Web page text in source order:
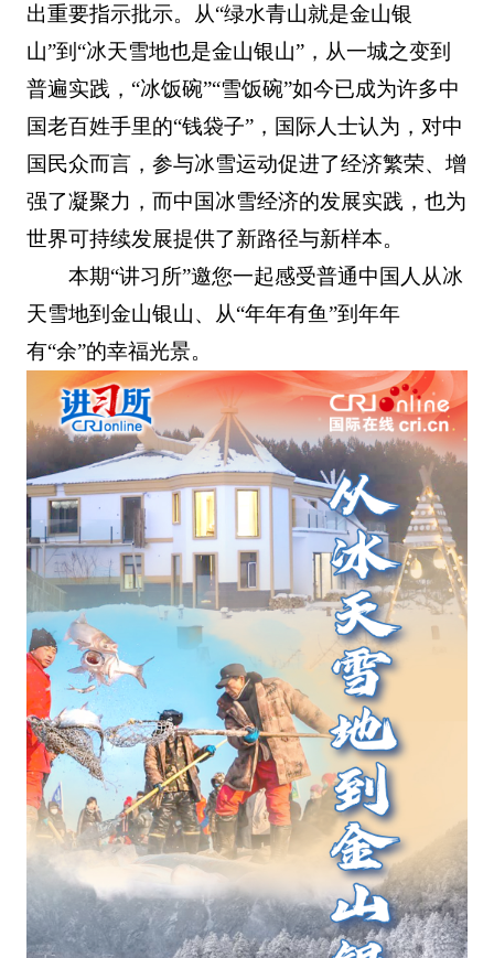
出重要指示批示。从“绿水青山就是金山银
山”到“冰天雪地也是金山银山”，从一城之变到
普遍实践，“冰饭碗”“雪饭碗”如今已成为许多中
国老百姓手里的“钱袋子”，国际人士认为，对中
国民众而言，参与冰雪运动促进了经济繁荣、增
强了凝聚力，而中国冰雪经济的发展实践，也为
世界可持续发展提供了新路径与新样本。
本期“讲习所”邀您一起感受普通中国人从冰
天雪地到金山银山、从“年年有鱼”到年年
有“余”的幸福光景。